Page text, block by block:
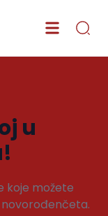
u
koje možete
novorođenčeta.